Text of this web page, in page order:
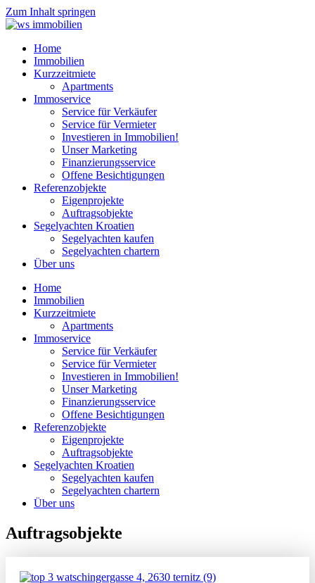
Zum Inhalt springen
Home
Immobilien
Kurzzeitmiete
Apartments
Immoservice
Service für Verkäufer
Service für Vermieter
Investieren in Immobilien!
Unser Marketing
Finanzierungsservice
Offene Besichtigungen
Referenzobjekte
Eigenprojekte
Auftragsobjekte
Segelyachten Kroatien
Segelyachten kaufen
Segelyachten chartern
Über uns
Home
Immobilien
Kurzzeitmiete
Apartments
Immoservice
Service für Verkäufer
Service für Vermieter
Investieren in Immobilien!
Unser Marketing
Finanzierungsservice
Offene Besichtigungen
Referenzobjekte
Eigenprojekte
Auftragsobjekte
Segelyachten Kroatien
Segelyachten kaufen
Segelyachten chartern
Über uns
Auftragsobjekte